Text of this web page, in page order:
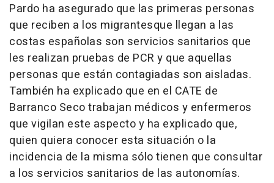
Pardo ha asegurado que las primeras personas
que reciben a los migrantesque llegan a las
costas españolas son servicios sanitarios que
les realizan pruebas de PCR y que aquellas
personas que están contagiadas son aisladas.
También ha explicado que en el CATE de
Barranco Seco trabajan médicos y enfermeros
que vigilan este aspecto y ha explicado que,
quien quiera conocer esta situación o la
incidencia de la misma sólo tienen que consultar
a los servicios sanitarios de las autonomías.